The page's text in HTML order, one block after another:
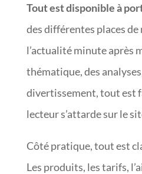
Tout est disponible à
des différentes places de
l’actualité minute après
thématique, des
divertissement, tout est
lecteur s’attarde sur le
Côté pratique, tout est
Les produits, les tarifs,